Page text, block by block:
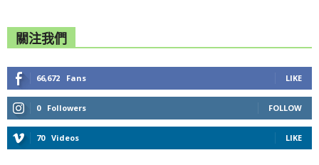
關注我們
66,672 Fans LIKE
0 Followers FOLLOW
70 Videos LIKE